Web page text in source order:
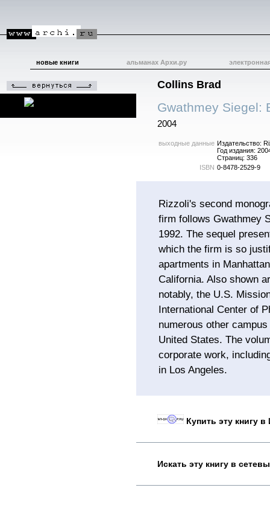
новые книги альманах Архи.ру
Collins Brad
Gwathmey Siegel:
2004
выходные данные Издательство:
Год издания:
Страниц: 336
ISBN 0-8478-2529-9
Rizzoli's second
firm follows Gwathmey
1992. The sequel
which the firm is so
apartments in
California. Also shown
notably, the U.S.
International Center of
numerous other
United States. The
corporate work,
in Los Angeles.
Купить эту книгу
Искать эту книгу в